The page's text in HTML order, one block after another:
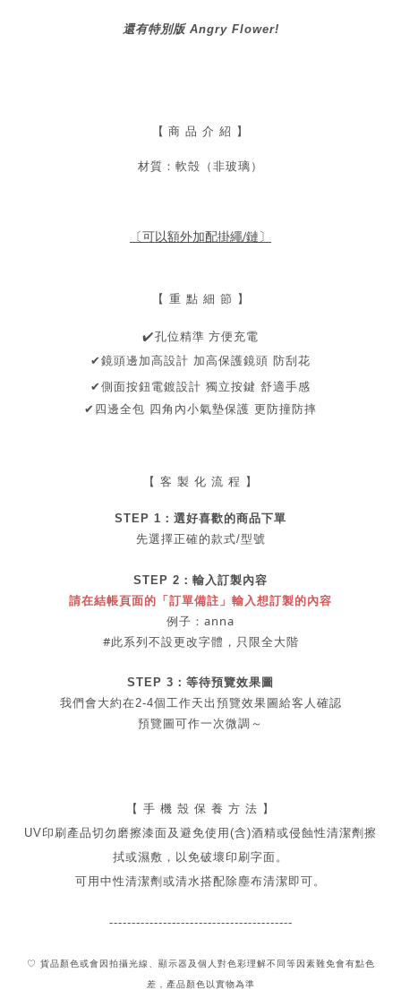
還有特別版 Angry Flower!
【 商 品 介 紹 】
材質：軟殻（非玻璃）
〔可以額外加配掛繩/鏈〕
【 重 點 細 節 】
✔孔位精準 方便充電
✔鏡頭邊加高設計 加高保護鏡頭 防刮花
✔側面按鈕電鍍設計 獨立按鍵 舒適手感
✔ 四邊全包 四角內小氣墊保護 更防撞防摔
【 客 製 化 流 程 】
STEP 1： 選好喜歡的商品下單
先選擇正確的款式/型號
STEP 2： 輸入訂製內容
請在結帳頁面的「訂單備註」輸入想訂製的內容
例子：anna
#此系列不設更改字體， 只限全大階
STEP 3：等待預覽效果圖
我們會大約在2-4個工作天出 預覽效果圖給客人確認
預覽圖可作一次微調～
【 手 機 殼 保 養 方 法 】
UV印刷產品切勿磨擦漆面及 避免使用(含)酒精或侵蝕性清潔劑擦
拭或濕敷，以免破壞印刷字面。
可用中性清潔劑或清水搭配除塵布清潔即可。
-----------------------------------------
♡ 貨品顏色或會因拍攝光線、顯示器及個人對色彩理解不同 等因素難免會有點色
差，產品顏色以實物為準